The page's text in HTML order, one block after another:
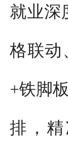
就业深
格联动
+铁脚
排，